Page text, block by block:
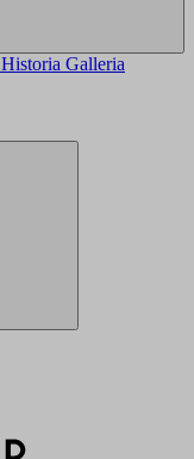
Historia Galleria